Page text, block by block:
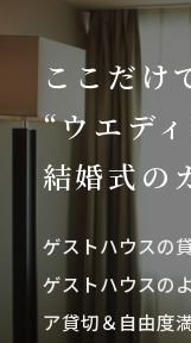
ここだけ
“ウエデ
結婚式の
ゲストハウスの
ゲストハウスの
ア貸切＆自由度